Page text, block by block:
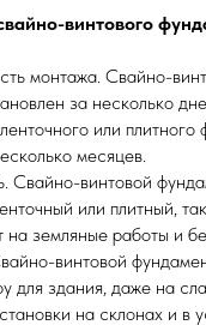
винтового
монтажа. Свайно-
за несколько
или
месяцев.
Свайно-винтовой
или плитный,
на земляные работы и
винтовой
для здания, даже на
на склонах и в